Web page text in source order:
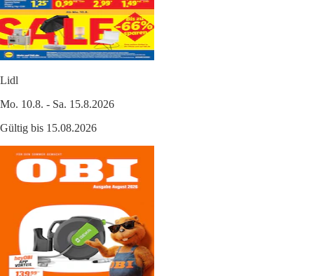
Lidl
Mo. 10.8. - Sa. 15.8.2026
Gültig bis 15.08.2026